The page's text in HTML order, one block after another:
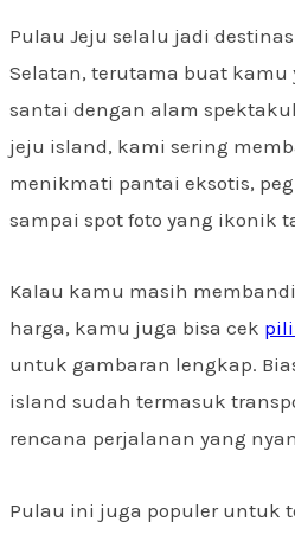
Pulau Jeju selalu jadi
Selatan, terutama buat
santai dengan alam
jeju island, kami sering
menikmati pantai eksotis,
sampai spot foto yang ikonik
Kalau kamu masih
harga, kamu juga bisa cek
untuk gambaran lengkap.
island sudah termasuk
rencana perjalanan yang
Pulau ini juga populer untuk